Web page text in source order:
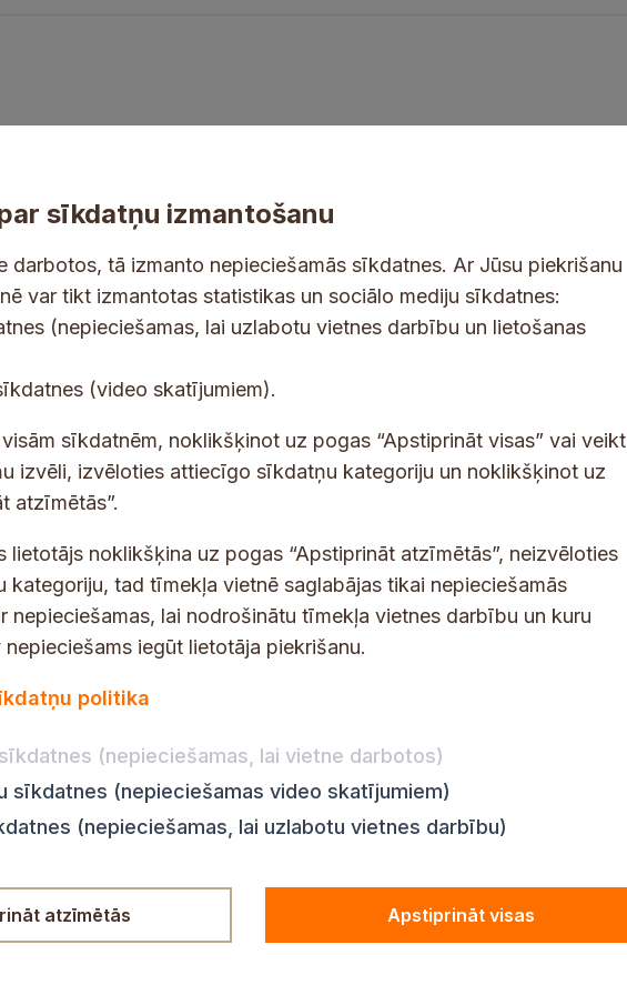
jaunumus savā e-pastā
-
p
a
s
s
*
e-pastā.
darba laiks
8.00–17.00
8.00–17.00
8.00–18.00
8.00–14.00
Privātuma politika
Piekļūstamības paziņojums
Ziņot KNAB
sīkdatņu izmantošanu
darbotos, tā izmanto nepieciešamās sīkdatnes. Ar Jūsu piekrišanu
var tikt izmantotas statistikas un sociālo mediju sīkdatnes:
(nepieciešamas, lai uzlabotu vietnes darbību un lietošanas
(video skatījumiem).
sīkdatnēm, noklikšķinot uz pogas “Apstiprināt visas” vai veikt
izvēli, izvēloties attiecīgo sīkdatņu kategoriju un noklikšķinot uz
atzīmētās”.
lietotājs noklikšķina uz pogas “Apstiprināt atzīmētās”, neizvēloties
kategoriju, tad tīmekļa vietnē saglabājas tikai nepieciešamās
nepieciešamas, lai nodrošinātu tīmekļa vietnes darbību un kuru
iegūt lietotāja piekrišanu.
politika
(nepieciešamas, lai vietne darbotos)
sīkdatnes (nepieciešamas video skatījumiem)
(nepieciešamas, lai uzlabotu vietnes darbību)
atzīmētās Apstiprināt visas